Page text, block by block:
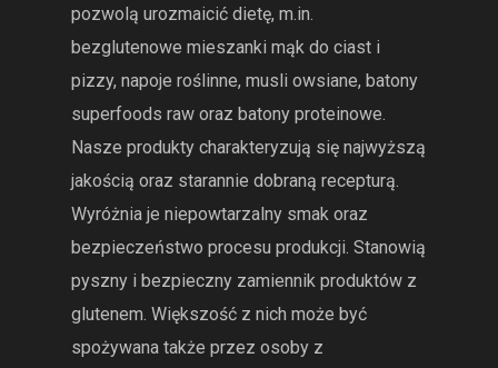
pozwolą urozmaicić dietę, m.in.
bezglutenowe mieszanki mąk do ciast i
pizzy, napoje roślinne, musli owsiane, batony
superfoods raw oraz batony proteinowe.
Nasze produkty charakteryzują się najwyższą
jakością oraz starannie dobraną recepturą.
Wyróżnia je niepowtarzalny smak oraz
bezpieczeństwo procesu produkcji. Stanowią
pyszny i bezpieczny zamiennik produktów z
glutenem. Większość z nich może być
spożywana także przez osoby z